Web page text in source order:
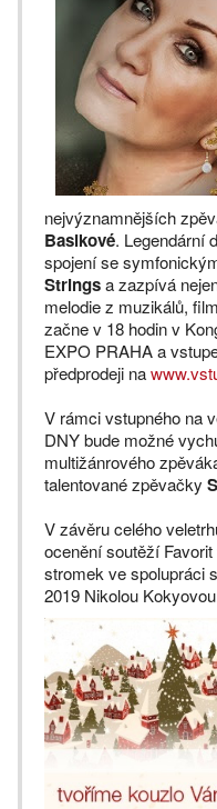
nejvýznamnějších
Basikové. Legendární
spojení se
Stringsa zazpívá
melodie z muzikálů,
začne v 18 hodin v
EXPO PRAHA a
předprodeji na
V rámci vstupného na
DNY bude možné
multižánrového
talentované zpěvačky
V závěru celého
ocenění soutěží
stromek ve spolupráci
2019 Nikolou